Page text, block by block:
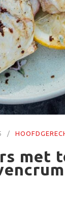
met